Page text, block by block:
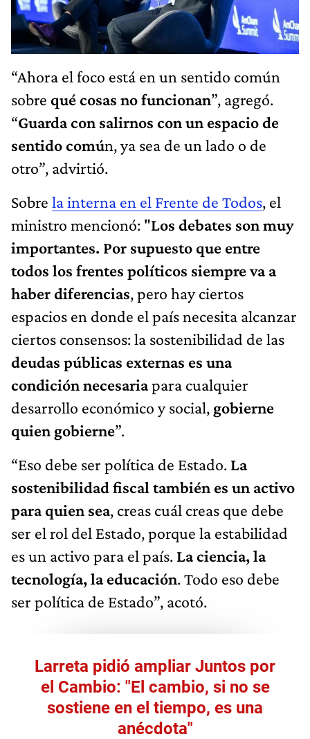
“Ahora el foco está en un sentido común
sobre qué cosas no funcionan”, agregó.
“Guarda con salirnos con un espacio de
sentido común, ya sea de un lado o de
otro”, advirtió.
Sobre la interna en el Frente de Todos, el
ministro mencionó: "Los debates son muy
importantes. Por supuesto que entre
todos los frentes políticos siempre va a
haber diferencias, pero hay ciertos
espacios en donde el país necesita alcanzar
ciertos consensos: la sostenibilidad de las
deudas públicas externas es una
condición necesariapara cualquier
desarrollo económico y social, gobierne
quien gobierne”.
“Eso debe ser política de Estado. La
sostenibilidad fiscal también es un activo
para quien sea, creas cuál creas que debe
ser el rol del Estado, porque la estabilidad
es un activo para el país. La ciencia, la
tecnología, la educación. Todo eso debe
ser política de Estado”, acotó.
Larreta pidió ampliar Juntos por
el Cambio: "El cambio, si no se
sostiene en el tiempo, es una
anécdota"